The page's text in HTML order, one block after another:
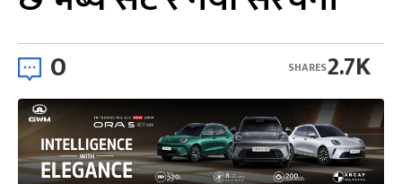
0 2.7K
SHARES